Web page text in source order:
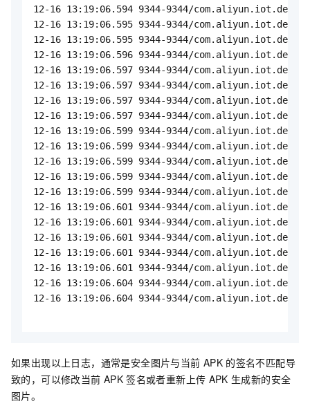
12-16 13:19:06.594 9344-9344/
12-16 13:19:06.595 9344-9344/
12-16 13:19:06.595 9344-9344/
12-16 13:19:06.596 9344-9344/
12-16 13:19:06.597 9344-9344/
12-16 13:19:06.597 9344-9344/
12-16 13:19:06.597 9344-9344/
12-16 13:19:06.597 9344-9344/
12-16 13:19:06.599 9344-9344/
12-16 13:19:06.599 9344-9344/
12-16 13:19:06.599 9344-9344/
12-16 13:19:06.599 9344-9344/
12-16 13:19:06.599 9344-9344/
12-16 13:19:06.601 9344-9344/
12-16 13:19:06.601 9344-9344/
12-16 13:19:06.601 9344-9344/
12-16 13:19:06.601 9344-9344/
12-16 13:19:06.601 9344-9344/
12-16 13:19:06.604 9344-9344/
12-16 13:19:06.604 9344-9344/
如果出现以上日志，通常是安全图片与当前 APK 的签名不匹配导
致的，可以修改当前 APK 签名或者重新上传 APK 生成新的安全
图片。